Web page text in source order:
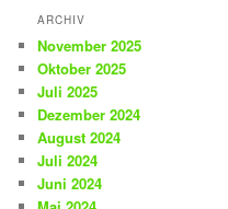
ARCHIV
November 2025
Oktober 2025
Juli 2025
Dezember 2024
August 2024
Juli 2024
Juni 2024